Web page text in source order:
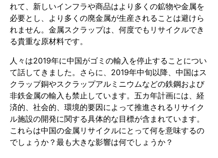
れて、新しいインフラや商品はより多くの鉱物や金属を
必要とし、より多くの廃金属が生産されることは避けら
れません。金属スクラップは、何度でもリサイクルでき
る貴重な原材料です。
人々は2019年に中国がゴミの輸入を停止することについ
て話してきました。さらに、2019年中旬以降、中国はス
クラップ銅やスクラップアルミニウムなどの鉄鋼および
非鉄金属の輸入も禁止しています。五カ年計画には、経
済的、社会的、環境的要因によって推進されるリサイク
ル施設の開発に関する具体的な目標が含まれています。
これらは中国の金属リサイクルにとって何を意味するの
でしょうか？最も大きな影響は何でしょうか？